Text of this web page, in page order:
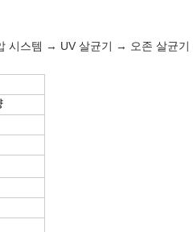
스템 → UV 살균기 → 오존 살균기